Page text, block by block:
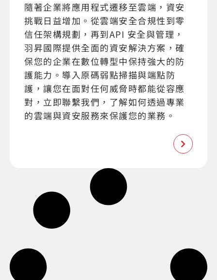
隨著企業將應用程式遷移至雲端，資安
挑戰日益增加。從雲端安全合規性到零
信任架構規劃，再到API 安全與管理，
羽昇國際提供全面的資安解決方案，確
保您的企業在數位轉型中保持強大的防
護能力。導入原碼弱點掃描與端點防
護，讓您在面對任何威脅時都能從容應
對，立即聯繫我們，了解如何透過專業
的雲端與資安服務來保護您的業務。